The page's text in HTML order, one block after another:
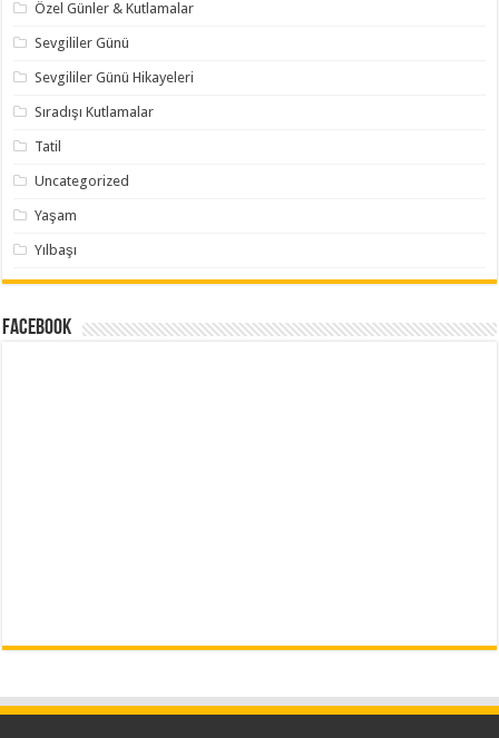
Özel Günler & Kutlamalar
Sevgililer Günü
Sevgililer Günü Hikayeleri
Sıradışı Kutlamalar
Tatil
Uncategorized
Yaşam
Yılbaşı
Facebook